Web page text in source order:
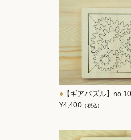
【ギアパズル】
¥4,400（税込）